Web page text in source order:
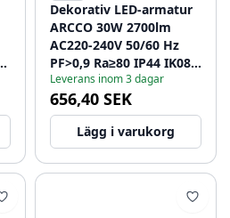
Dekorativ LED-armatur
ARCCO 30W 2700lm
AC220-240V 50/60 Hz
PF>0,9 Ra≥80 IP44 IK08
110° 4000K 1208962625
Leverans inom 3 dagar
656,40 SEK
Lägg i varukorg